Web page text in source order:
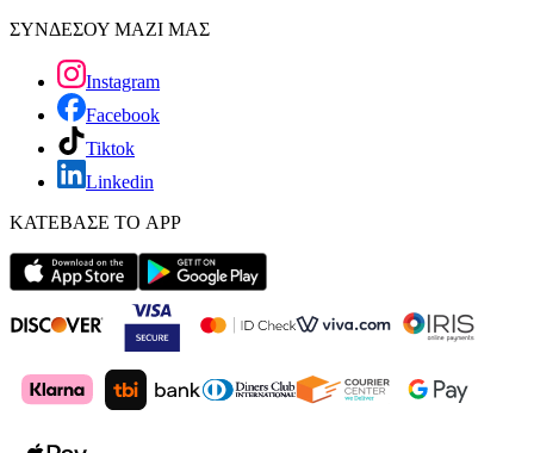
ΣΥΝΔΕΣΟΥ ΜΑΖΙ ΜΑΣ
Instagram
Facebook
Tiktok
Linkedin
ΚΑΤΕΒΑΣΕ ΤΟ APP